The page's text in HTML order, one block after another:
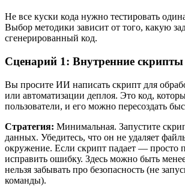
Не все куски кода нужно тестировать
Выбор методики зависит от того, какую
сгенерированный код.
Сценарий 1: Внутренние
Вы просите ИИ написать скрипт для
или автоматизации деплоя. Это код,
пользователи, и его можно пересоздать
Стратегия: Минимальная. Запустите
данных. Убедитесь, что он не удаляет
окружение. Если скрипт падает — просто
исправить ошибку. Здесь можно быть
нельзя забывать про безопасность (не
команды).